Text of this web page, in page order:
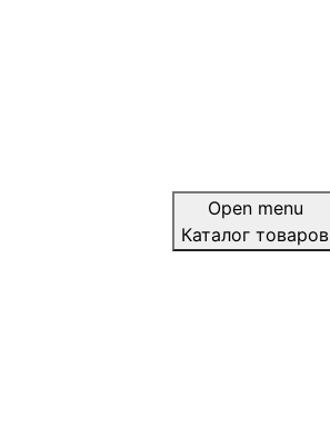
Open menu
Каталог товаров